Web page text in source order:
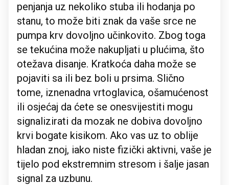
penjanja uz nekoliko stuba ili hodanja po
stanu, to može biti znak da vaše srce ne
pumpa krv dovoljno učinkovito. Zbog toga
se tekućina može nakupljati u plućima, što
otežava disanje. Kratkoća daha može se
pojaviti sa ili bez boli u prsima. Slično
tome, iznenadna vrtoglavica, ošamućenost
ili osjećaj da ćete se onesvijestiti mogu
signalizirati da mozak ne dobiva dovoljno
krvi bogate kisikom. Ako vas uz to oblije
hladan znoj, iako niste fizički aktivni, vaše je
tijelo pod ekstremnim stresom i šalje jasan
signal za uzbunu.